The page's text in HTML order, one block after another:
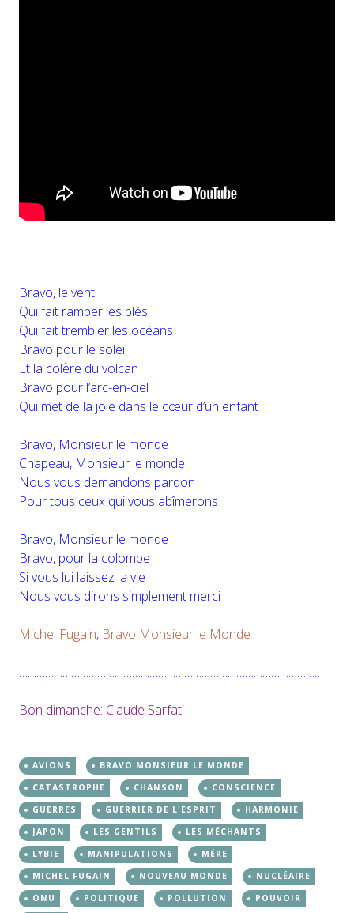
Bravo, le vent
Qui fait ramper les blés
Qui fait trembler les océans
Bravo pour le soleil
Et la colère du volcan
Bravo pour l’arc-en-ciel
Qui met de la joie dans le cœur d’un enfant
Bravo, Monsieur le monde
Chapeau, Monsieur le monde
Nous vous demandons pardon
Pour tous ceux qui vous abîmerons
Bravo, Monsieur le monde
Bravo, pour la colombe
Si vous lui laissez la vie
Nous vous dirons simplement merci
Michel Fugain, Bravo Monsieur le Monde
……………………………………………………………………………………………
Bon dimanche: Claude Sarfati
AVIONS
BRAVO MONSIEUR LE MONDE
CATASTROPHE
CHANSON
CONSCIENCE
GUERRES
GUERRIER DE L'ESPRIT
HARMONIE
JAPON
LES GENTILS
LES MÉCHANTS
LYBIE
MANIPULATIONS
MÉRE
MICHEL FUGAIN
NOUVEAU MONDE
NUCLÉAIRE
ONU
POLITIQUE POLLUTION
POUVOIR